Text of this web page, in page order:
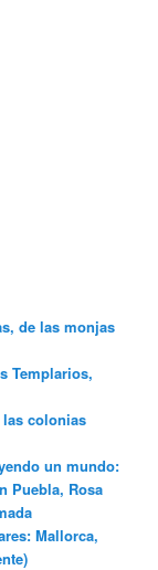
de las monjas
Templarios,
colonias
un mundo:
Puebla, Rosa
Mallorca,